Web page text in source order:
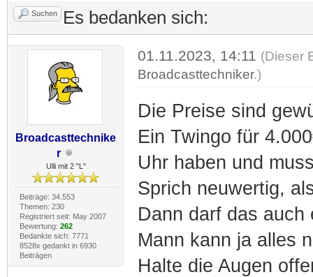
Suchen Es bedanken sich:
Broadcasttechnike
r
Ulli mit 2 "L"
Beiträge: 34.553
Themen: 230
Registriert seit: May 2007
Bewertung: 262
Bedankte sich: 7771
8528x gedankt in 6930
Beiträgen
01.11.2023, 14:11 (Dieser
Broadcasttechniker.)
Die Preise sind
Ein Twingo für
Uhr haben und
Sprich neuwertig,
Dann darf das auch
Mann kann ja alles
Halte die Augen